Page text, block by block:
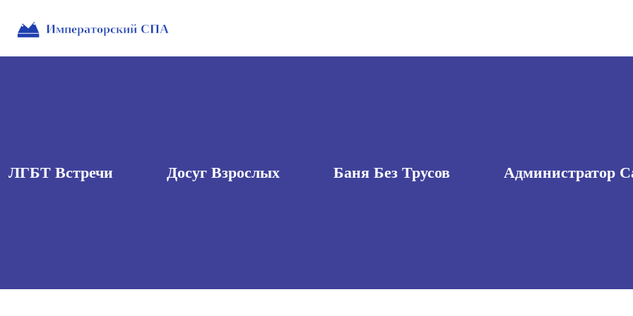
ЛГБТ Встречи Досуг Взрослых Баня Без Трусов Администратор